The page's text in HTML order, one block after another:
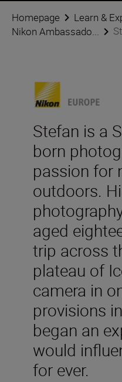
Homepage Learn &
Nikon Ambassado...
Stefan is a
born
passion for
outdoors.
aged
trip across
plateau of
camera in
provisions
began an
would
for ever.